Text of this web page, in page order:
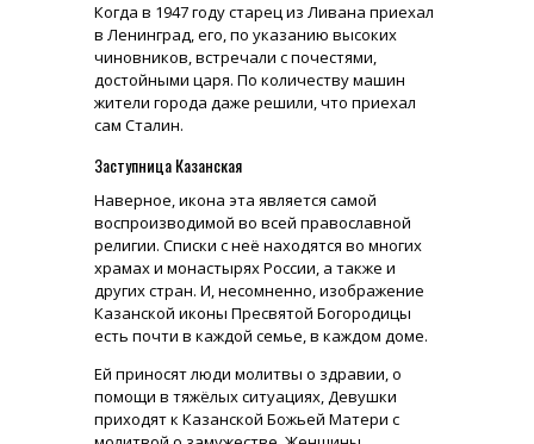
Когда в 1947 году старец из Ливана приехал
в Ленинград, его, по указанию высоких
чиновников, встречали с почестями,
достойными царя. По количеству машин
жители города даже решили, что приехал
сам Сталин.
Заступница Казанская
Наверное, икона эта является самой
воспроизводимой во всей православной
религии. Списки с неё находятся во многих
храмах и монастырях России, а также и
других стран. И, несомненно, изображение
Казанской иконы Пресвятой Богородицы
есть почти в каждой семье, в каждом доме.
Ей приносят люди молитвы о здравии, о
помощи в тяжёлых ситуациях, Девушки
приходят к Казанской Божьей Матери с